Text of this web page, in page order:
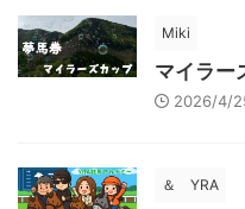
Miki
マイラ
2026/4/
＆ YRA